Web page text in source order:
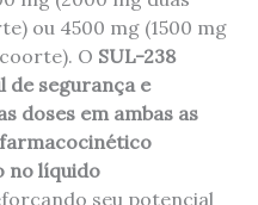
ou 4500 mg (1500 mg
O SUL-238
de segurança e
doses em ambas as
no líquido
seu potencial